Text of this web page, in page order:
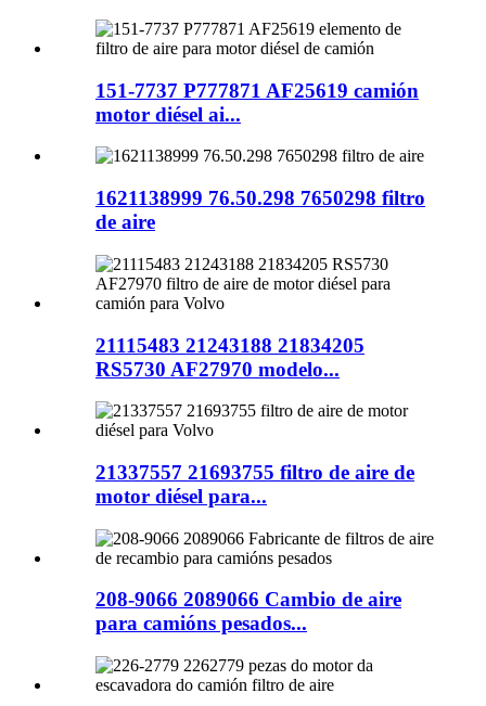
151-7737 P777871 AF25619 camión
motor diésel ai...
1621138999 76.50.298 7650298 filtro
de aire
21115483 21243188 21834205
RS5730 AF27970 modelo...
21337557 21693755 filtro de aire de
motor diésel para...
208-9066 2089066 Cambio de aire
para camións pesados...